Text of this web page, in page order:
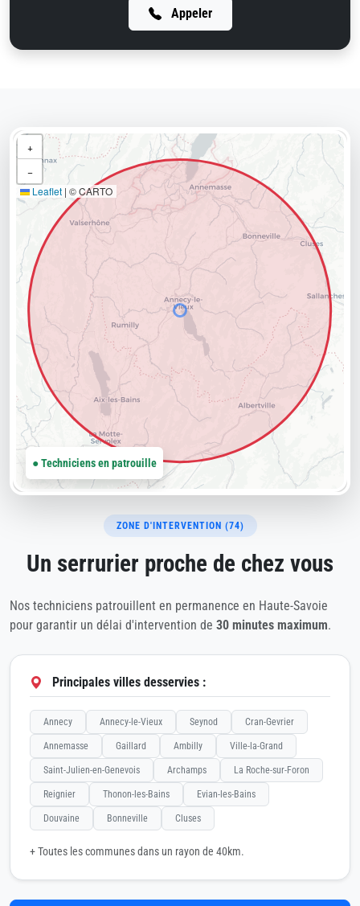
Appeler
ZONE D'INTERVENTION (74)
Un serrurier proche de chez vous
Nos techniciens patrouillent en permanence en Haute-Savoie
pour garantir un délai d'intervention de 30 minutes maximum.
Principales villes desservies :
Annecy Annecy-le-Vieux Seynod Cran-Gevrier
Annemasse Gaillard Ambilly Ville-la-Grand
Saint-Julien-en-Genevois Archamps La Roche-sur-Foron
Reignier Thonon-les-Bains Evian-les-Bains
Douvaine Bonneville Cluses
+ Toutes les communes dans un rayon de 40km.
+
−
Leaflet | © CARTO
● Techniciens en patrouille